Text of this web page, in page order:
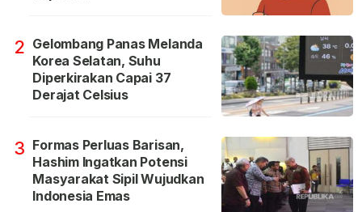
2 Gelombang Panas Melanda
Korea Selatan, Suhu
Diperkirakan Capai 37
Derajat Celsius
3 Formas Perluas Barisan,
Hashim Ingatkan Potensi
Masyarakat Sipil Wujudkan
Indonesia Emas